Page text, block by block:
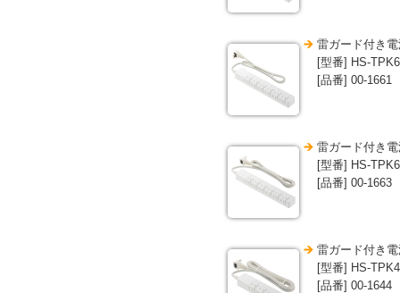
雷ガード付き
[型番] HS-
[品番] 00-1661
雷ガード付き
[型番] HS-
[品番] 00-1663
雷ガード付き
[型番] HS-
[品番] 00-1644